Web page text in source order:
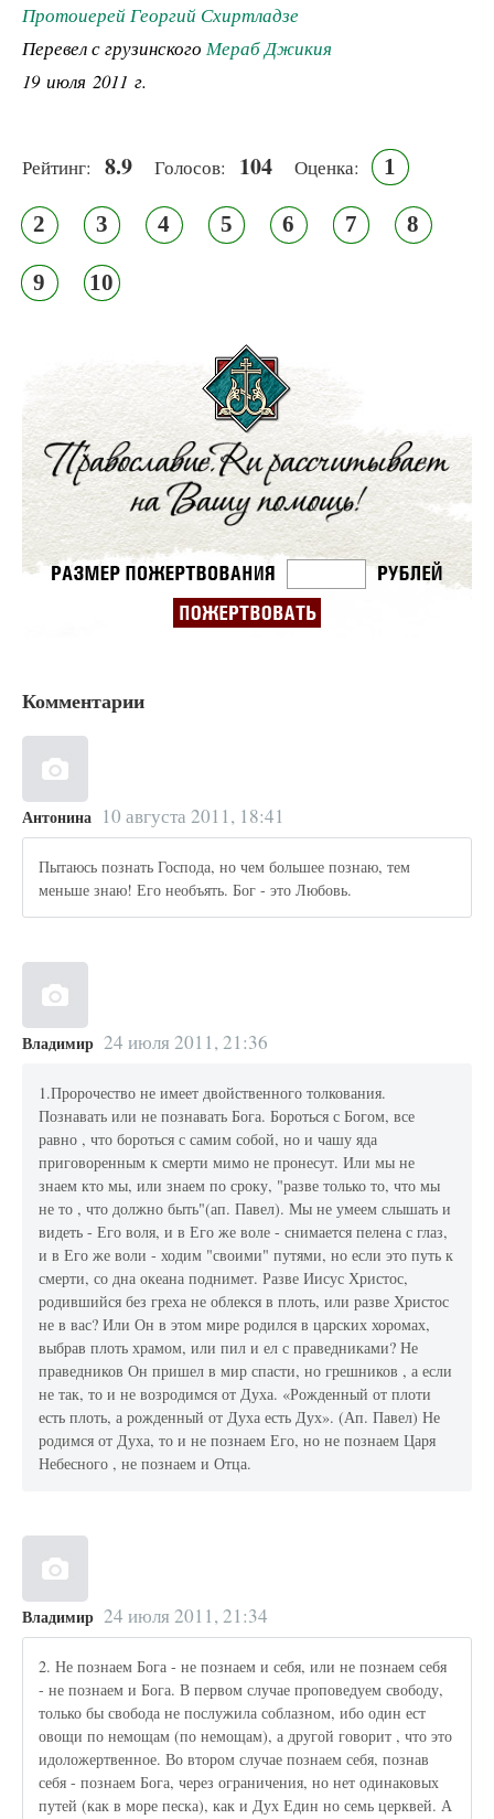
Протоиерей Георгий Схиртладзе
Перевел с грузинского Мераб Джикия
19 июля 2011 г.
Рейтинг: 8.9 Голосов: 104 Оценка: 1
2 3 4 5 6 7 8
9 10
Комментарии
Антонина 10 августа 2011, 18:41
Пытаюсь познать Господа, но чем большее познаю, тем
меньше знаю! Его необъять. Бог - это Любовь.
Владимир 24 июля 2011, 21:36
1.Пророчество не имеет двойственного толкования.
Познавать или не познавать Бога. Бороться с Богом, все
равно , что бороться с самим собой, но и чашу яда
приговоренным к смерти мимо не пронесут. Или мы не
знаем кто мы, или знаем по сроку, "разве только то, что мы
не то , что должно быть"(ап. Павел). Мы не умеем слышать и
видеть - Его воля, и в Его же воле - снимается пелена с глаз,
и в Его же воли - ходим "своими" путями, но если это путь к
смерти, со дна океана поднимет. Разве Иисус Христос,
родившийся без греха не облекся в плоть, или разве Христос
не в вас? Или Он в этом мире родился в царских хоромах,
выбрав плоть храмом, или пил и ел с праведниками? Не
праведников Он пришел в мир спасти, но грешников , а если
не так, то и не возродимся от Духа. «Рожденный от плоти
есть плоть, а рожденный от Духа есть Дух». (Ап. Павел) Не
родимся от Духа, то и не познаем Его, но не познаем Царя
Небесного , не познаем и Отца.
Владимир 24 июля 2011, 21:34
2. Не познаем Бога - не познаем и себя, или не познаем себя
- не познаем и Бога. В первом случае проповедуем свободу,
только бы свобода не послужила соблазном, ибо один ест
овощи по немощам (по немощам), а другой говорит , что это
идоложертвенное. Во втором случае познаем себя, познав
себя - познаем Бога, через ограничения, но нет одинаковых
путей (как в море песка), как и Дух Един но семь церквей. А